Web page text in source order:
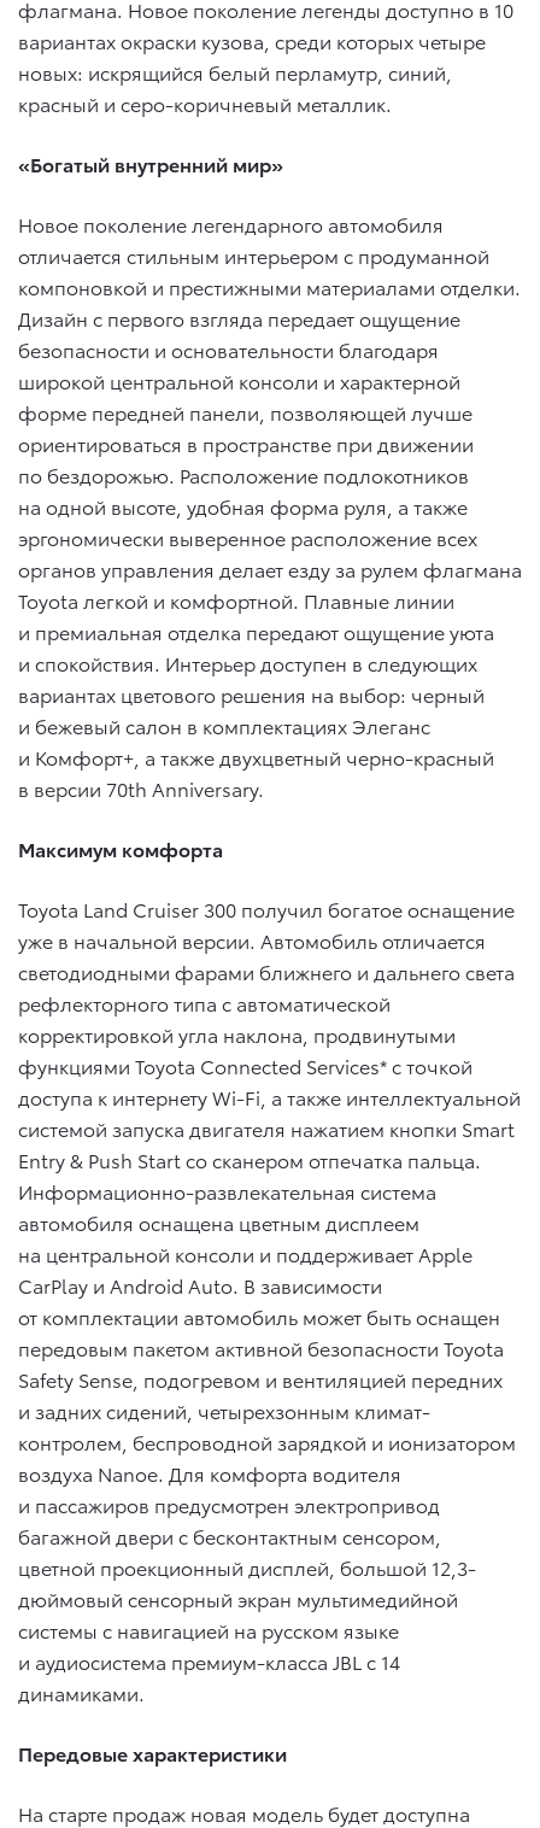
флагмана. Новое поколение легенды доступно в 10
вариантах окраски кузова, среди которых четыре
новых: искрящийся белый перламутр, синий,
красный и серо-коричневый металлик.
«Богатый внутренний мир»
Новое поколение легендарного автомобиля
отличается стильным интерьером с продуманной
компоновкой и престижными материалами отделки.
Дизайн с первого взгляда передает ощущение
безопасности и основательности благодаря
широкой центральной консоли и характерной
форме передней панели, позволяющей лучше
ориентироваться в пространстве при движении
по бездорожью. Расположение подлокотников
на одной высоте, удобная форма руля, а также
эргономически выверенное расположение всех
органов управления делает езду за рулем флагмана
Toyota легкой и комфортной. Плавные линии
и премиальная отделка передают ощущение уюта
и спокойствия. Интерьер доступен в следующих
вариантах цветового решения на выбор: черный
и бежевый салон в комплектациях Элеганс
и Комфорт+, а также двухцветный черно-красный
в версии 70th Anniversary.
Максимум комфорта
Toyota Land Cruiser 300 получил богатое оснащение
уже в начальной версии. Автомобиль отличается
светодиодными фарами ближнего и дальнего света
рефлекторного типа с автоматической
корректировкой угла наклона, продвинутыми
функциями Toyota Connected Services* с точкой
доступа к интернету Wi-Fi, а также интеллектуальной
системой запуска двигателя нажатием кнопки Smart
Entry & Push Start со сканером отпечатка пальца.
Информационно-развлекательная система
автомобиля оснащена цветным дисплеем
на центральной консоли и поддерживает Apple
CarPlay и Android Auto. В зависимости
от комплектации автомобиль может быть оснащен
передовым пакетом активной безопасности Toyota
Safety Sense, подогревом и вентиляцией передних
и задних сидений, четырехзонным климат-
контролем, беспроводной зарядкой и ионизатором
воздуха Nanoe. Для комфорта водителя
и пассажиров предусмотрен электропривод
багажной двери с бесконтактным сенсором,
цветной проекционный дисплей, большой 12,3-
дюймовый сенсорный экран мультимедийной
системы с навигацией на русском языке
и аудиосистема премиум-класса JBL с 14
динамиками.
Передовые характеристики
На старте продаж новая модель будет доступна